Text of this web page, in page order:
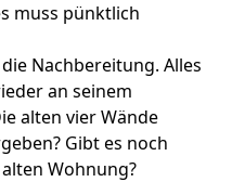
muss pünktlich
Nachbereitung. Alles
an seinem
alten vier Wände
Gibt es noch
Wohnung?